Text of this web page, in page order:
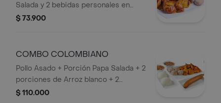
Salada y 2 bebidas personales en
Botella.
$ 73.900
COMBO COLOMBIANO
Pollo Asado + Porción Papa Salada + 2
porciones de Arroz blanco + 2
porciones de frijol + plátano Maduro +
$ 110.000